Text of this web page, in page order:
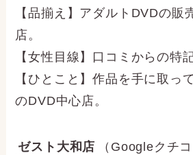
【品揃え】アダルトDVDの販
店。
【女性目線】口コミからの特
【ひとこと】作品を手に取っ
のDVD中心店。
ゼスト大和店
（Googleクチ